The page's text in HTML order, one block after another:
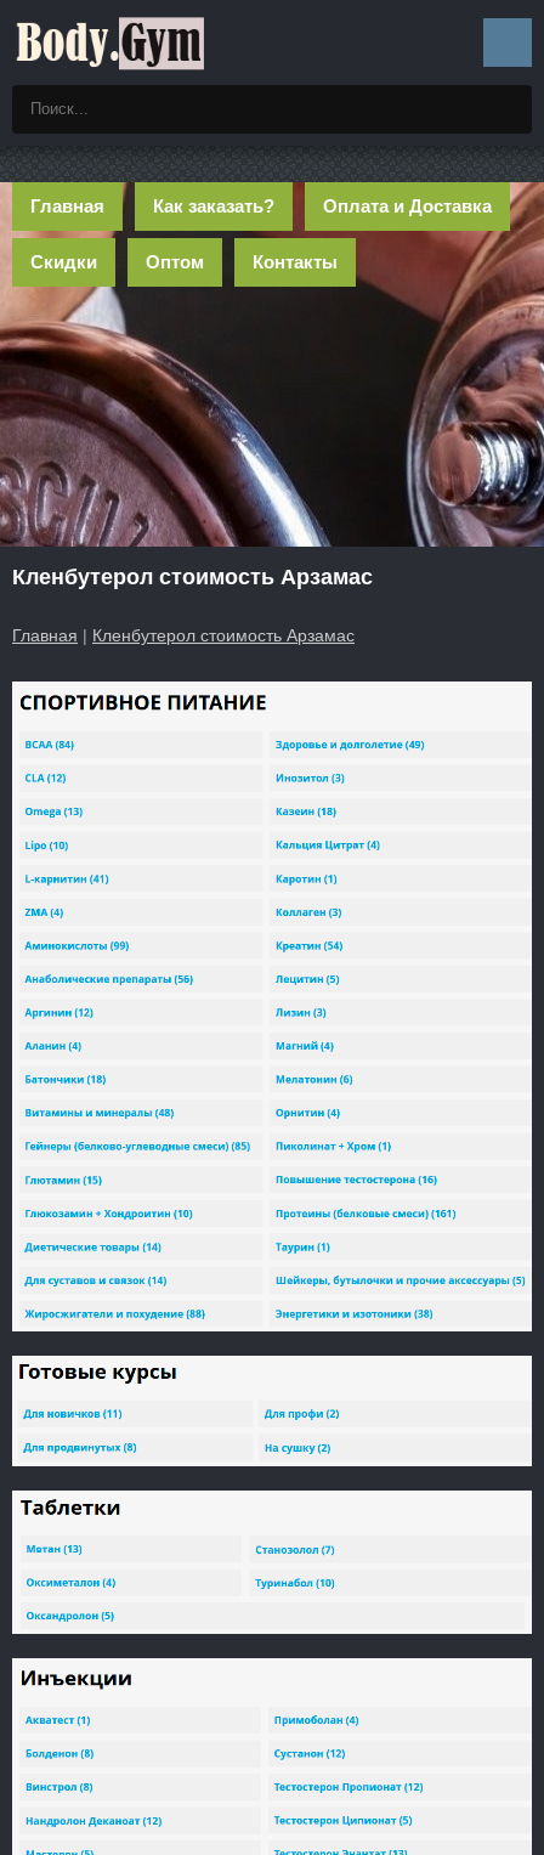
Главная Как заказать? Оплата и Доставка
Скидки Оптом Контакты
Кленбутерол стоимость Арзамас
Главная | Кленбутерол стоимость Арзамас